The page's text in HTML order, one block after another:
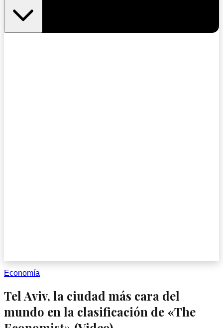
Economía
Tel Aviv, la ciudad más cara del
mundo en la clasificación de «The